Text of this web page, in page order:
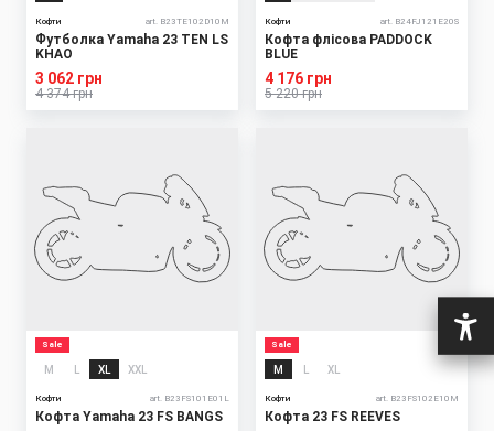
Кофти art. B23TE102D10M
Футболка Yamaha 23 TEN LS
KHAO
4 374 грн
3 062 грн
Кофти art. B24FJ121E20S
Кофта флісова PADDOCK
BLUE
5 220 грн
4 176 грн
Sale
M XL XXL
Кофти art. B23FS101E01L
Кофта Yamaha 23 FS BANGS
Sale
M XL
Кофти art. B23FS102E10M
Кофта 23 FS REEVES